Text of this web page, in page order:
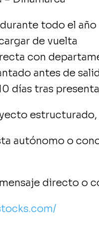
todo el año
de vuelta
con
antes de
días tras
autónomo o
directo o